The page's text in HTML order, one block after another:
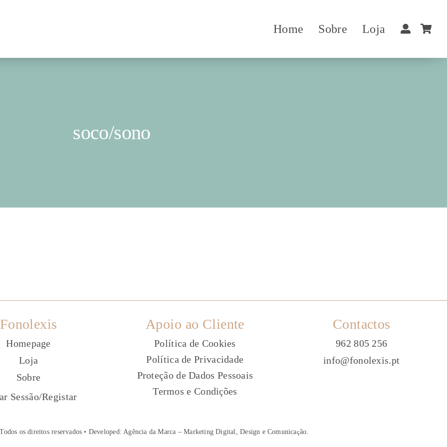
Home Sobre Loja
soco/sono
Fonolexis
Homepage
Loja
Sobre
Sessão/Registar
Apoio ao Cliente
Política de Cookies
Política de Privacidade
Proteção de Dados Pessoais
Termos e Condições
Contactos
962 805 256
info@fonolexis.pt
os direitos reservados • Developed:Agência da Marca – Marketing Digital, Design e Comunicação.